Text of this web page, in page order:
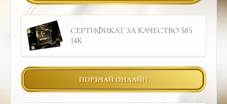
СЕРТИФИКАТ ЗА КАЧЕСТВО 585
14К
ПОРЪЧАЙ ОНЛАЙН